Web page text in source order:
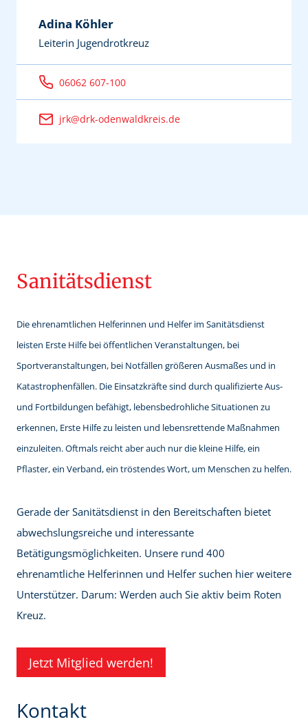
Adina Köhler
Leiterin Jugendrotkreuz
06062 607-100
jrk@drk-odenwaldkreis.de
Sanitätsdienst
Die ehrenamtlichen Helferinnen und Helfer im Sanitätsdienst
leisten Erste Hilfe bei öffentlichen Veranstaltungen, bei
Sportveranstaltungen, bei Notfällen größeren Ausmaßes und in
Katastrophenfällen. Die Einsatzkräfte sind durch qualifizierte Aus-
und Fortbildungen befähigt, lebensbedrohliche Situationen zu
erkennen, Erste Hilfe zu leisten und lebensrettende Maßnahmen
einzuleiten. Oftmals reicht aber auch nur die kleine Hilfe, ein
Pflaster, ein Verband, ein tröstendes Wort, um Menschen zu helfen.
Gerade der Sanitätsdienst in den Bereitschaften bietet
abwechslungsreiche und interessante
Betätigungsmöglichkeiten. Unsere rund 400
ehrenamtliche Helferinnen und Helfer suchen hier weitere
Unterstützer. Darum: Werden auch Sie aktiv beim Roten
Kreuz.
Jetzt Mitglied werden!
Kontakt